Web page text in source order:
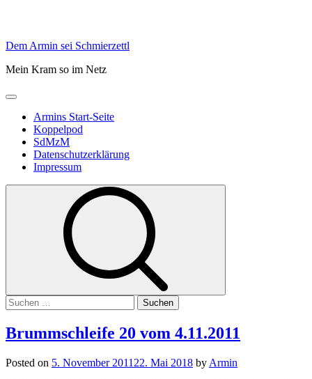
Skip
content
Dem Armin sei Schmierzettl
Mein Kram so im Netz
Primary
Armins Start-Seite
Koppelpod
SdMzM
Datenschutzerklärung
Impressum
Suchen
nach:
Brummschleife 20 vom 4.11.2011
Posted on 5. November 2011 22. Mai 2018 by Armin